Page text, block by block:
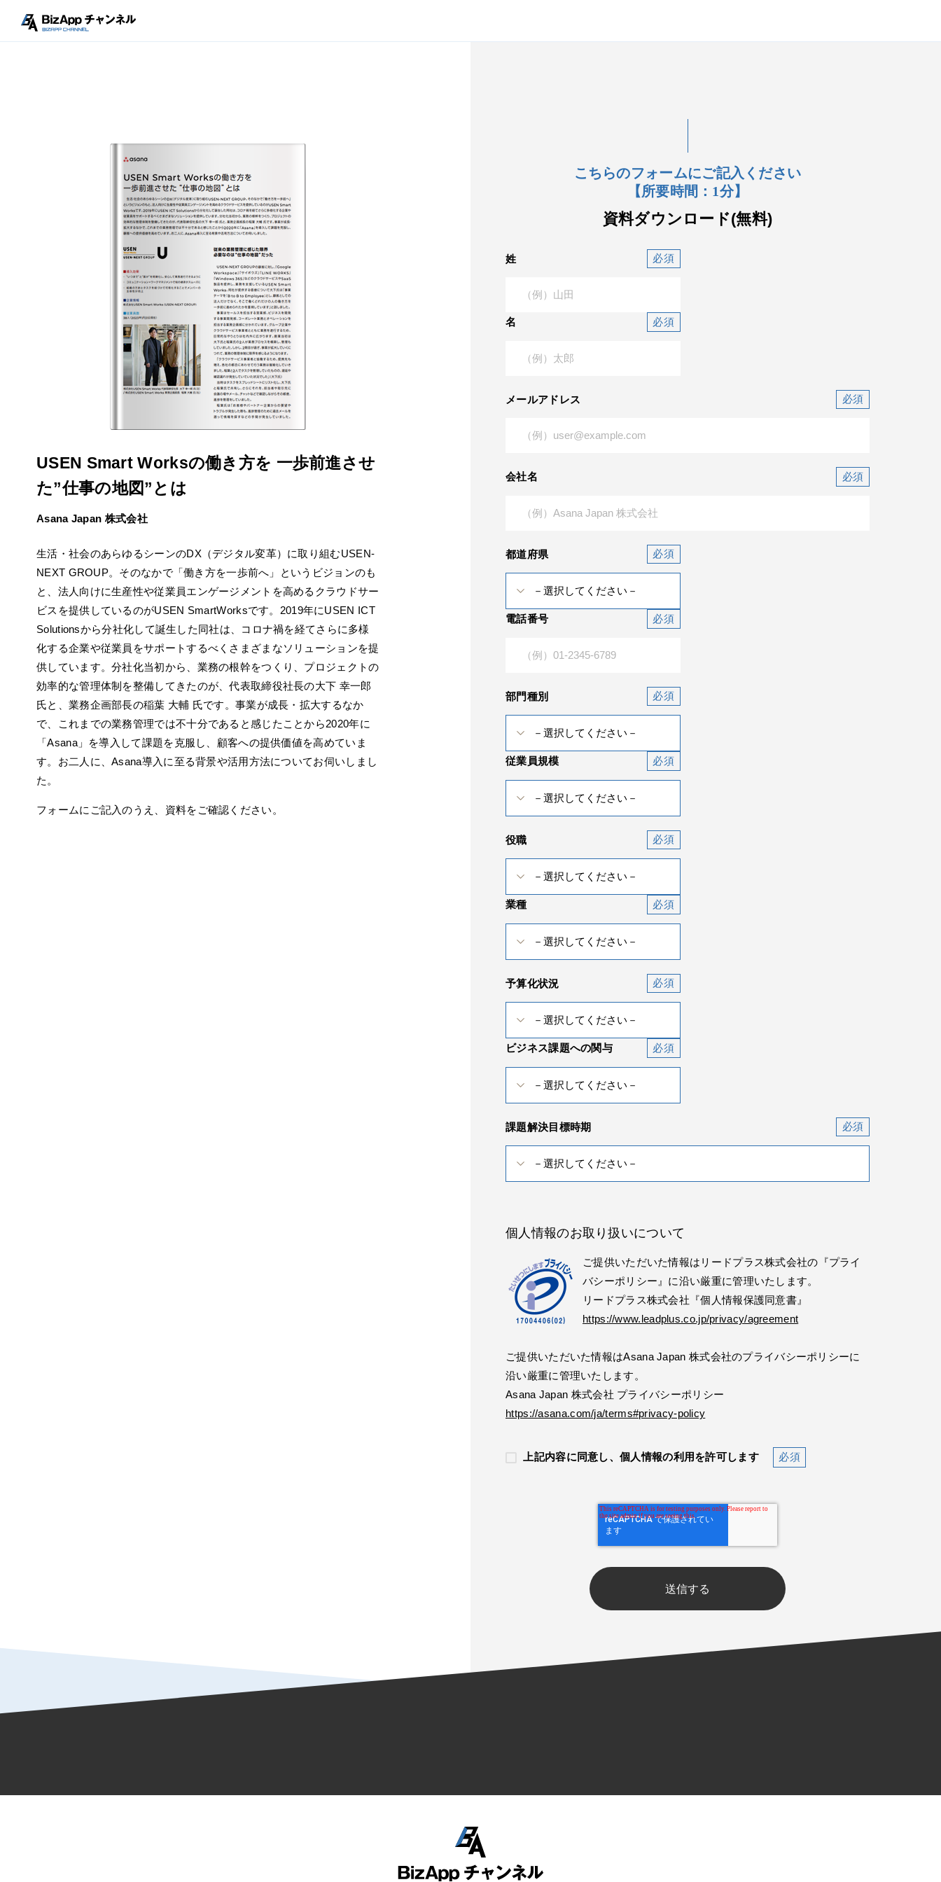
USEN Smart Worksの働き方を 一歩前進させ
た”仕事の地図”とは
Asana Japan 株式会社
生活・社会のあらゆるシーンのDX（デジタル変革）に取り組むUSEN-
NEXT GROUP。そのなかで「働き方を一歩前へ」というビジョンのも
と、法人向けに生産性や従業員エンゲージメントを高めるクラウドサー
ビスを提供しているのがUSEN SmartWorksです。2019年にUSEN ICT
Solutionsから分社化して誕生した同社は、コロナ禍を経てさらに多様
化する企業や従業員をサポートするべくさまざまなソリューションを提
供しています。分社化当初から、業務の根幹をつくり、プロジェクトの
効率的な管理体制を整備してきたのが、代表取締役社長の大下 幸一郎
氏と、業務企画部長の稲葉 大輔 氏です。事業が成長・拡大するなか
で、これまでの業務管理では不十分であると感じたことから2020年に
「Asana」を導入して課題を克服し、顧客への提供価値を高めていま
す。お二人に、Asana導入に至る背景や活用方法についてお伺いしまし
た。
フォームにご記入のうえ、資料をご確認ください。
こちらのフォームにご記入ください
【所要時間：1分】
資料ダウンロード(無料)
姓
名
メールアドレス
会社名
都道府県
電話番号
部門種別
従業員規模
役職
業種
予算化状況
ビジネス課題への関与
課題解決目標時期
個人情報のお取り扱いについて
ご提供いただいた情報はリードプラス株式会社の『プライ
バシーポリシー』に沿い厳重に管理いたします。
リードプラス株式会社『個人情報保護同意書』
https://www.leadplus.co.jp/privacy/agreement
ご提供いただいた情報はAsana Japan 株式会社のプライバシーポリシーに
沿い厳重に管理いたします。
Asana Japan 株式会社 プライバシーポリシー
https://asana.com/ja/terms#privacy-policy
上記内容に同意し、個人情報の利用を許可します